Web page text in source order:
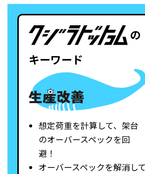
の
キーワード
想定荷重を計算して、架台
のオーバースペックを回
避！
オーバースペックを解消して